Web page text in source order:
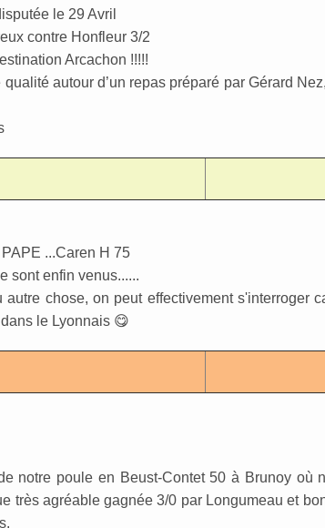
le 29 Avril
contre Honfleur 3/2
Arcachon !!!!!
autour d’un repas préparé par Gérard
...Caren H 75
sont enfin venus......
autre chose, on peut effectivement s'interroger
le Lyonnais 😋
notre poule en Beust-Contet 50 à Brunoy où
très agréable gagnée 3/0 par Longumeau et